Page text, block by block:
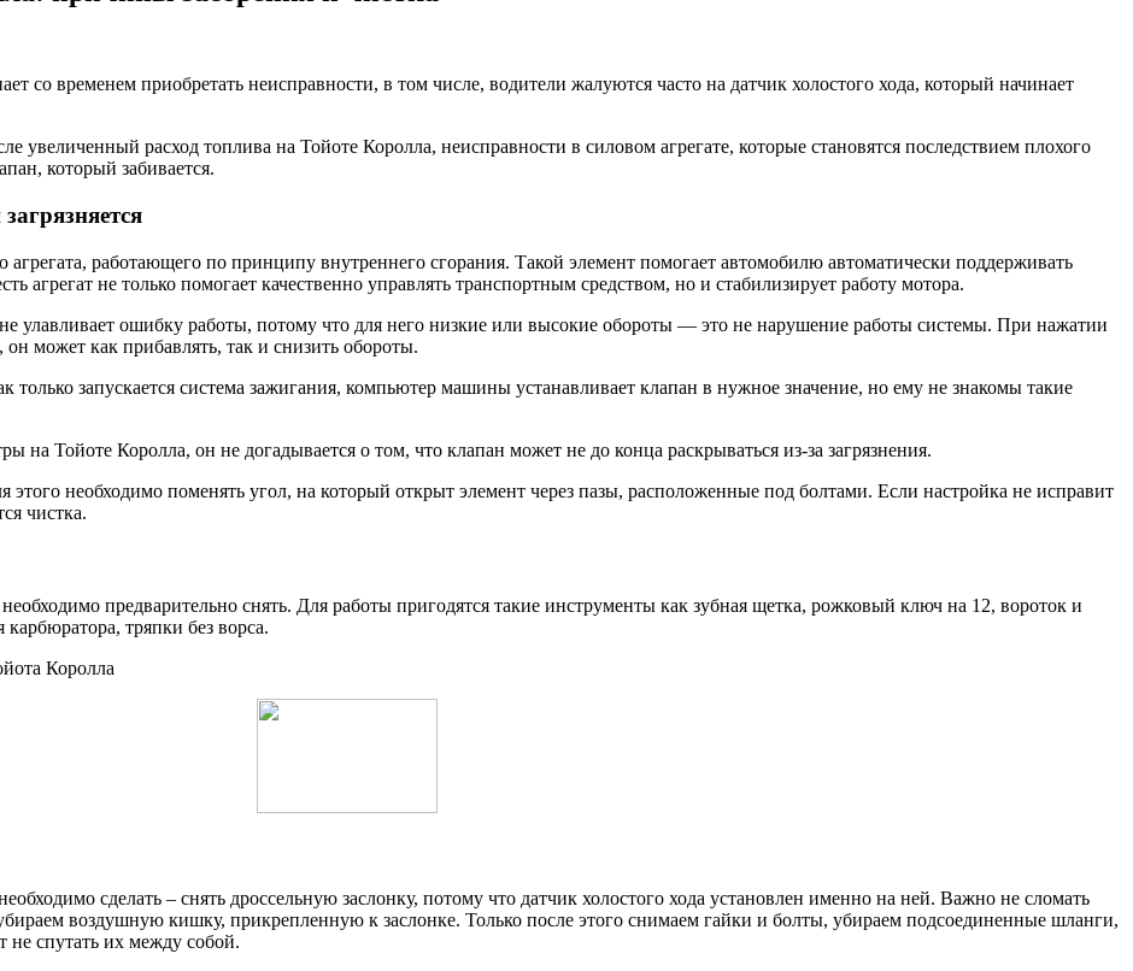
со временем приобретать неисправности, в том числе, водители жалуются часто на датчик холостого хода, который начинает
увеличенный расход топлива на Тойоте Королла, неисправности в силовом агрегате, которые становятся последствием плохого
который забивается.
работающего по принципу внутреннего сгорания. Такой элемент помогает автомобилю автоматически поддерживать
агрегат не только помогает качественно управлять транспортным средством, но и стабилизирует работу мотора.
улавливает ошибку работы, потому что для него низкие или высокие обороты — это не нарушение работы системы. При нажатии
может как прибавлять, так и снизить обороты.
только запускается система зажигания, компьютер машины устанавливает клапан в нужное значение, но ему не знакомы такие
на Тойоте Королла, он не догадывается о том, что клапан может не до конца раскрываться из-за загрязнения.
необходимо поменять угол, на который открыт элемент через пазы, расположенные под болтами. Если настройка не исправит
чистка.
предварительно снять. Для работы пригодятся такие инструменты как зубная щетка, рожковый ключ на 12, вороток и
тряпки без ворса.
Королла
сделать – снять дроссельную заслонку, потому что датчик холостого хода установлен именно на ней. Важно не сломать
воздушную кишку, прикрепленную к заслонке. Только после этого снимаем гайки и болты, убираем подсоединенные шланги,
не спутать их между собой.